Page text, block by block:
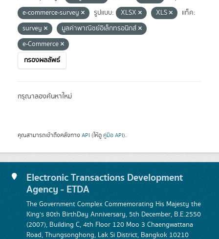
e-commerce-survey
รูปแบบ: XLSX XLS
แท็ค:
survey
มูลค่าพาณิชย์อิเล็กทรอนิกส์
e-Commerce
กรองผลลัพธ์
กรุณาลองค้นหาใหม่
คุณสามารถเข้าถึงคลังทาง API (ให้ดู คู่มือ API).
Electronic Transactions Development
Agency - ETDA
The Government Complex Commemorating His Majesty the
King's 80th BirthDay Anniversary, 5th December, B.E.2550
(2007), Building C, 4th Floor 120 Moo 3 Chaengwattana
Road, Thungsonghong, Lak Si District, Bangkok 10210